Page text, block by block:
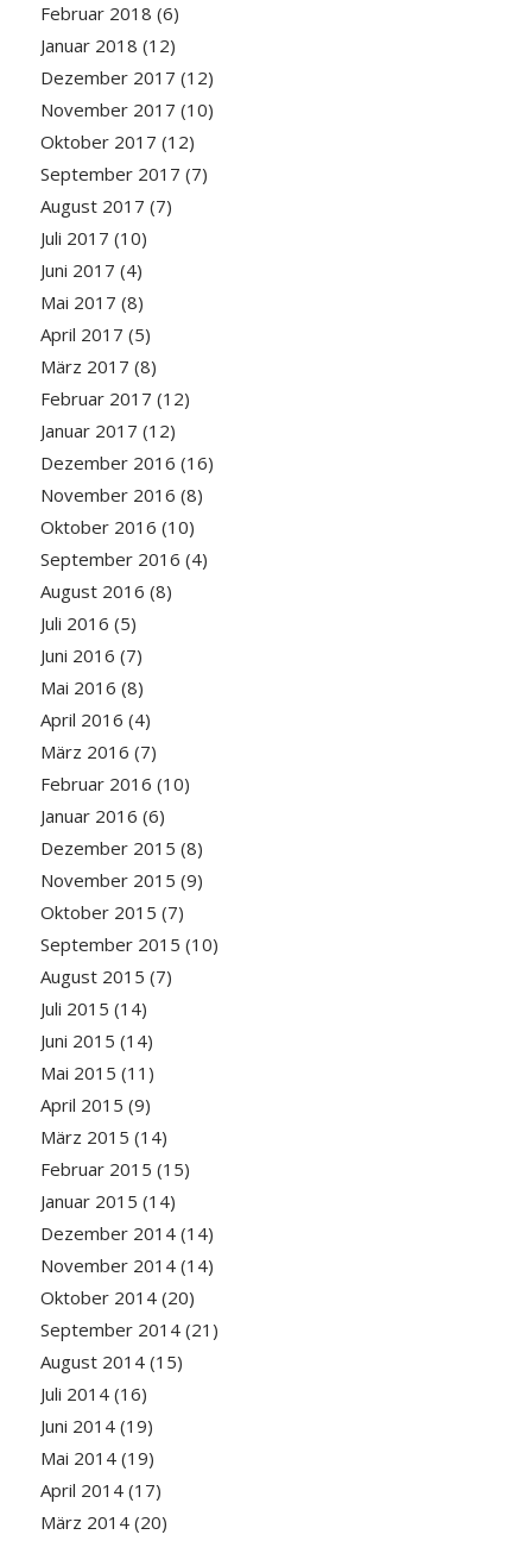
Februar 2018 (6)
Januar 2018 (12)
Dezember 2017 (12)
November 2017 (10)
Oktober 2017 (12)
September 2017 (7)
August 2017 (7)
Juli 2017 (10)
Juni 2017 (4)
Mai 2017 (8)
April 2017 (5)
März 2017 (8)
Februar 2017 (12)
Januar 2017 (12)
Dezember 2016 (16)
November 2016 (8)
Oktober 2016 (10)
September 2016 (4)
August 2016 (8)
Juli 2016 (5)
Juni 2016 (7)
Mai 2016 (8)
April 2016 (4)
März 2016 (7)
Februar 2016 (10)
Januar 2016 (6)
Dezember 2015 (8)
November 2015 (9)
Oktober 2015 (7)
September 2015 (10)
August 2015 (7)
Juli 2015 (14)
Juni 2015 (14)
Mai 2015 (11)
April 2015 (9)
März 2015 (14)
Februar 2015 (15)
Januar 2015 (14)
Dezember 2014(14)
November 2014(14)
Oktober 2014(20)
September 2014(21)
August 2014(15)
Juli 2014(16)
Juni 2014(19)
Mai 2014(19)
April 2014(17)
März 2014(20)